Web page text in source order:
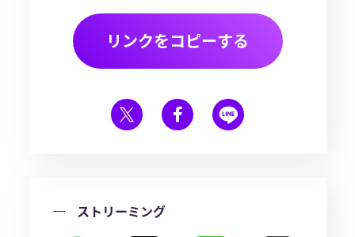
リンクをコピーする
ストリーミング